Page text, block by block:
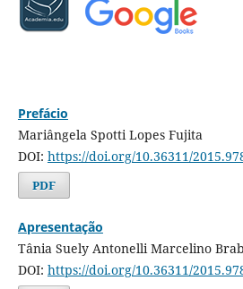
Prefácio
Mariângela Spotti Lopes Fujita
DOI: https://doi.org/10.36311/
PDF
Apresentação
Tânia Suely Antonelli Marcelino
DOI: https://doi.org/10.36311/